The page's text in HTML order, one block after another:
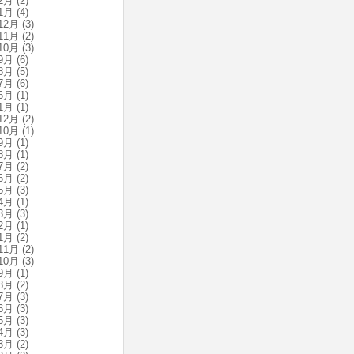
(4)
月 (3)
月 (2)
月 (3)
(6)
(5)
(6)
(1)
(1)
月 (2)
月 (1)
(1)
(1)
(2)
(2)
(3)
(1)
(3)
(1)
(2)
月 (2)
月 (3)
(1)
(2)
(3)
(3)
(3)
(3)
(2)